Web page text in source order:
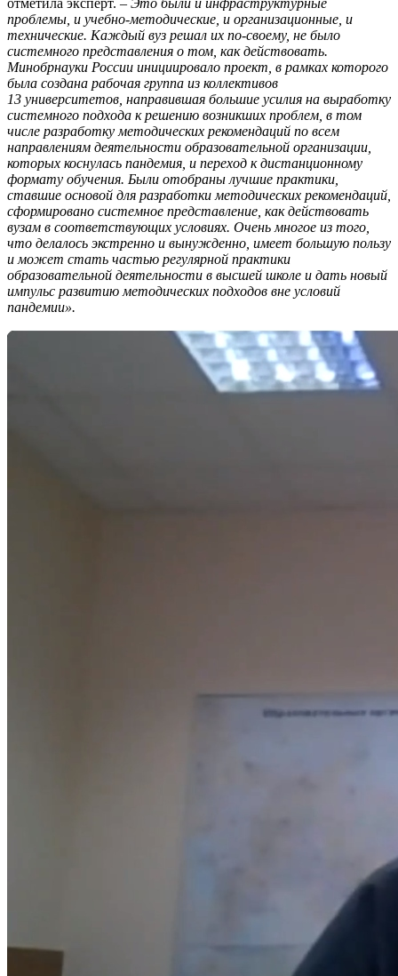
отметила эксперт. – Это были и инфраструктурные
проблемы, и учебно-методические, и организационные, и
технические. Каждый вуз решал их по-своему, не было
системного представления о том, как действовать.
Минобрнауки России инициировало проект, в рамках которого
была создана рабочая группа из коллективов
13 университетов, направившая большие усилия на выработку
системного подхода к решению возникших проблем, в том
числе разработку методических рекомендаций по всем
направлениям деятельности образовательной организации,
которых коснулась пандемия, и переход к дистанционному
формату обучения. Были отобраны лучшие практики,
ставшие основой для разработки методических рекомендаций,
сформировано системное представление, как действовать
вузам в соответствующих условиях. Очень многое из того,
что делалось экстренно и вынужденно, имеет большую пользу
и может стать частью регулярной практики
образовательной деятельности в высшей школе и дать новый
импульс развитию методических подходов вне условий
пандемии».